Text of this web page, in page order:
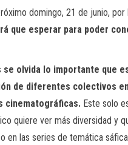
domingo, 21 de junio, por
que esperar para poder
se olvida lo importante que
de diferentes colectivos
cinematográficas. Este solo
quiere ver más diversidad y
en las series de temática